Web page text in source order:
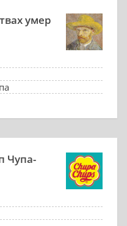
умер
Чупа-